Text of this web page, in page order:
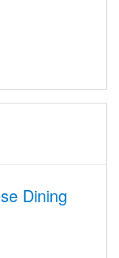
Dining